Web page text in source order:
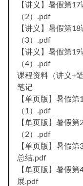
【讲义】暑假第
（2）.pdf
【讲义】暑假第
（3）.pdf
【讲义】暑假第
（4）.pdf
课程资料（讲义+
笔记
【单页版】暑假
（1）.pdf
【单页版】暑假
（2）.pdf
【单页版】暑假
总结.pdf
【单页版】暑假
展.pdf